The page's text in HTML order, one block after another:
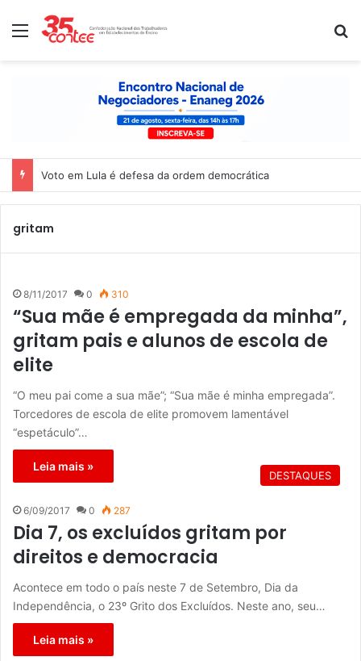
Menu
Voto em Lula é defesa da ordem democrática
gritam
8/11/2017 0 310
“Sua mãe é empregada da minha”,
gritam pais e alunos de escola de
elite
“O meu pai come a sua mãe”; “Sua mãe é minha empregada”.
Torcedores de escola de elite promovem lamentável
“espetáculo”…
Leia mais »
DESTAQUES
6/09/2017 0 287
Dia 7, os excluídos gritam por
direitos e democracia
Acontece em todo o país neste 7 de Setembro, Dia da
Independência, o 23º Grito dos Excluídos. Neste ano, seu…
Leia mais »